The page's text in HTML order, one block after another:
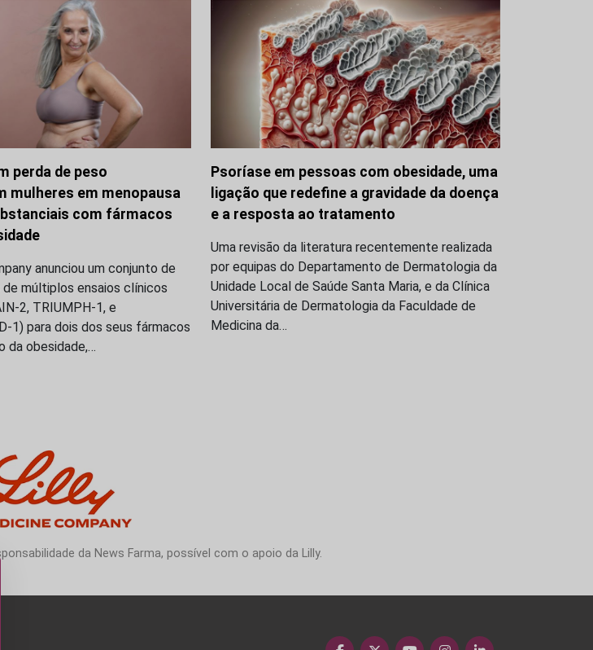
perda de peso
mulheres em menopausa
com fármacos
anunciou um conjunto de
múltiplos ensaios clínicos
2, TRIUMPH-1, e
1) para dois dos seus fármacos
da obesidade,…
Psoríase em pessoas com obesidade, uma
ligação que redefine a gravidade da doença
e a resposta ao tratamento
Uma revisão da literatura recentemente realizada
por equipas do Departamento de Dermatologia da
Unidade Local de Saúde Santa Maria, e da Clínica
Universitária de Dermatologia da Faculdade de
Medicina da…
da News Farma, possível com o apoio da Lilly.